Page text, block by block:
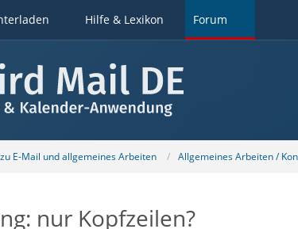
Hilfe & Lexikon Forum
E-Mail und allgemeines Arbeiten Allgemeines Arbeiten /
nur Kopfzeilen?